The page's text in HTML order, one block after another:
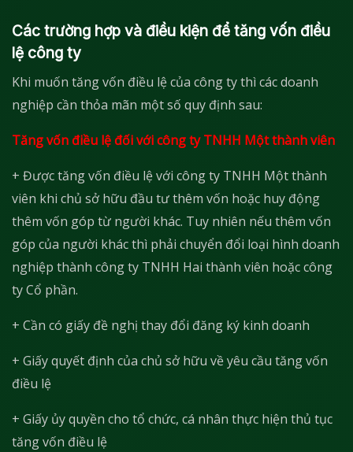
Các trường hợp và điều kiện để tăng vốn điều
lệ công ty
Khi muốn tăng vốn điều lệ của công ty thì các doanh
nghiệp cần thỏa mãn một số quy định sau:
Tăng vốn điều lệ đối với công ty TNHH Một thành viên
+ Được tăng vốn điều lệ với công ty TNHH Một thành
viên khi chủ sở hữu đầu tư thêm vốn hoặc huy động
thêm vốn góp từ người khác. Tuy nhiên nếu thêm vốn
góp của người khác thì phải chuyển đổi loại hình doanh
nghiệp thành công ty TNHH Hai thành viên hoặc công
ty Cổ phần.
+ Cần có giấy đề nghị thay đổi đăng ký kinh doanh
+ Giấy quyết định của chủ sở hữu về yêu cầu tăng vốn
điều lệ
+ Giấy ủy quyền cho tổ chức, cá nhân thực hiện thủ tục
tăng vốn điều lệ